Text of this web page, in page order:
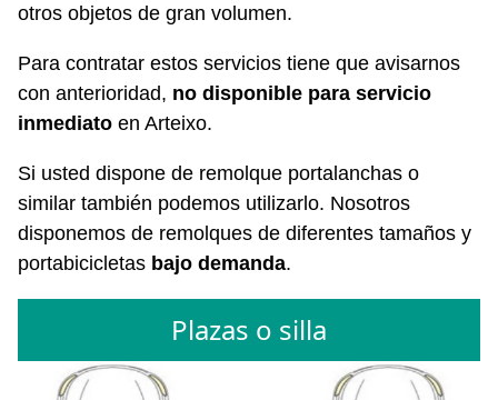
otros objetos de gran volumen.
Para contratar estos servicios tiene que avisarnos
con anterioridad, no disponible para servicio
inmediato en Arteixo.
Si usted dispone de remolque portalanchas o
similar también podemos utilizarlo. Nosotros
disponemos de remolques de diferentes tamaños y
portabicicletas bajo demanda.
Plazas o silla